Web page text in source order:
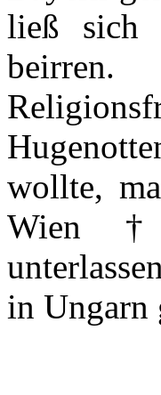
ließ
sich
beirren.
wollte,
Wien †
unterlassen
in Ungarn